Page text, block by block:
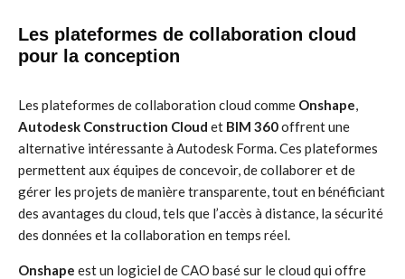
Les plateformes de collaboration cloud
pour la conception
Les plateformes de collaboration cloud comme Onshape,
Autodesk Construction Cloud et BIM 360offrent une
alternative intéressante à Autodesk Forma. Ces plateformes
permettent aux équipes de concevoir, de collaborer et de
gérer les projets de manière transparente, tout en bénéficiant
des avantages du cloud, tels que l’accès à distance, la sécurité
des données et la collaboration en temps réel.
Onshape est un logiciel de CAO basé sur le cloud qui offre